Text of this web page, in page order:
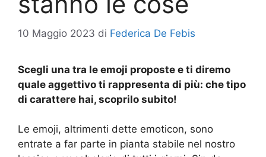
10 Maggio 2023 di Federica De Febis
Scegli una tra le emoji proposte e ti diremo
quale aggettivo ti rappresenta di più: che tipo
di carattere hai, scoprilo subito!
Le emoji, altrimenti dette emoticon, sono
entrate a far parte in pianta stabile nel nostro